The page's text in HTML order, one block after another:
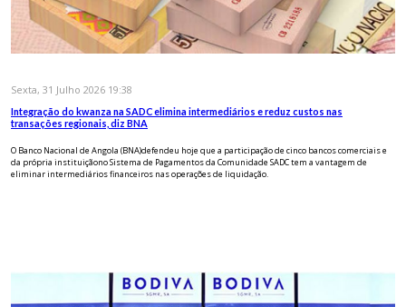
Sexta, 31 Julho 2026 19:38
Integração do kwanza na SADC elimina intermediários e reduz custos nas
transações regionais, diz BNA
O Banco Nacional de Angola (BNA)defendeu hoje que a participação de cinco bancos comerciais e
da própria instituiçãono Sistema de Pagamentos da Comunidade SADC tem a vantagem de
eliminar intermediários financeiros nas operações de liquidação.